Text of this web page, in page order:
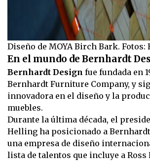
Diseño de MOYA Birch Bark. Fotos:
En el mundo de Bernhardt
Bernhardt Design fue fundada en
Bernhardt Furniture Company, y
innovadora en el diseño y la
muebles.
Durante la última década, el
Helling ha posicionado a
una empresa de diseño
lista de talentos que incluye a